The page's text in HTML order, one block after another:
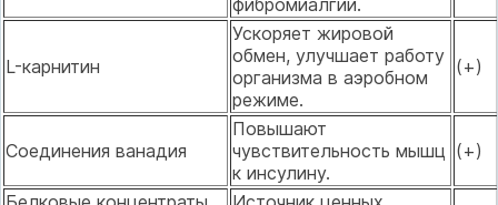
L-карнитин
Ускоряет жировой
обмен, улучшает работу
организма в аэробном
режиме.
(+)
Соединения ванадия
Повышают
чувствительность мышц
к инсулину.
(+)